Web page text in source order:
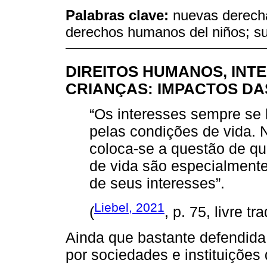
Palabras clave: nuevas
derechos humanos del niños;
DIREITOS HUMANOS,
CRIANÇAS: IMPACTOS
“Os interesses sempre
pelas condições de vida.
coloca-se a questão de
de vida são
de seus interesses”.
(Liebel, 2021, p. 75, livre
Ainda que bastante
por sociedades e